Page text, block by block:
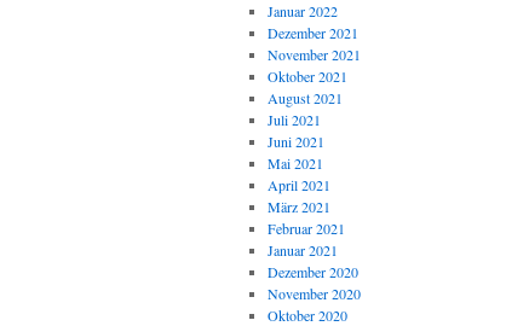
Januar 2022
Dezember 2021
November 2021
Oktober 2021
August 2021
Juli 2021
Juni 2021
Mai 2021
April 2021
März 2021
Februar 2021
Januar 2021
Dezember 2020
November 2020
Oktober 2020